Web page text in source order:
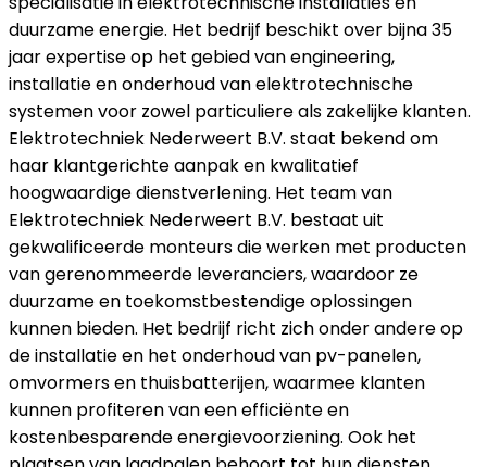
duurzame energie. Het bedrijf beschikt over bijna 35
jaar expertise op het gebied van engineering,
installatie en onderhoud van elektrotechnische
systemen voor zowel particuliere als zakelijke klanten.
Elektrotechniek Nederweert B.V. staat bekend om
haar klantgerichte aanpak en kwalitatief
hoogwaardige dienstverlening. Het team van
Elektrotechniek Nederweert B.V. bestaat uit
gekwalificeerde monteurs die werken met producten
van gerenommeerde leveranciers, waardoor ze
duurzame en toekomstbestendige oplossingen
kunnen bieden. Het bedrijf richt zich onder andere op
de installatie en het onderhoud van pv-panelen,
omvormers en thuisbatterijen, waarmee klanten
kunnen profiteren van een efficiënte en
kostenbesparende energievoorziening. Ook het